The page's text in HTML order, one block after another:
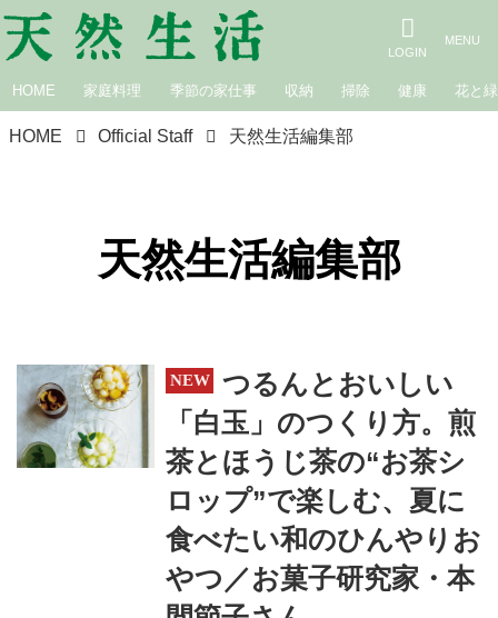
HOME 家庭料理 季節の家仕事 収納 掃除 健康 花と緑
HOME Official Staff 天然生活編集部
天然生活編集部
つるんとおいしい
「白玉」のつくり方。煎
茶とほうじ茶の“お茶シ
ロップ”で楽しむ、夏に
食べたい和のひんやりお
やつ／お菓子研究家・本